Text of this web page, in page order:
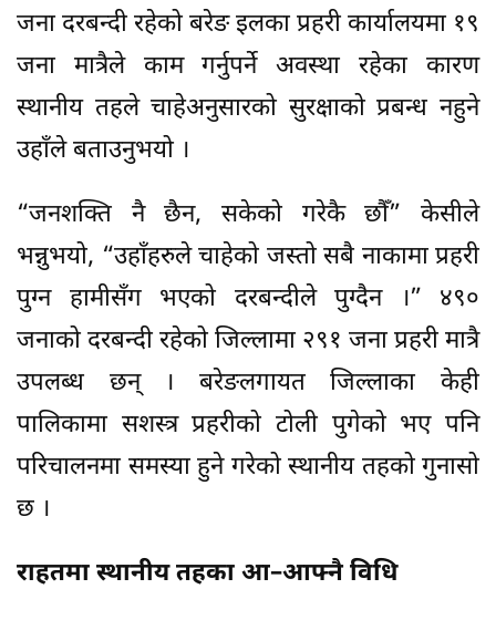
जना दरबन्दी रहेको बरेङ इलका प्रहरी कार्यालयमा १९
जना मात्रैले काम गर्नुपर्ने अवस्था रहेका कारण
स्थानीय तहले चाहेअनुसारको सुरक्षाको प्रबन्ध नहुने
उहाँले बताउनुभयो ।
“जनशक्ति नै छैन, सकेको गरेकै छौँ” केसीले
भन्नुभयो, “उहाँहरुले चाहेको जस्तो सबै नाकामा प्रहरी
पुग्न हामीसँग भएको दरबन्दीले पुग्दैन ।” ४९०
जनाको दरबन्दी रहेको जिल्लामा २९१ जना प्रहरी मात्रै
उपलब्ध छन् । बरेङलगायत जिल्लाका केही
पालिकामा सशस्त्र प्रहरीको टोली पुगेको भए पनि
परिचालनमा समस्या हुने गरेको स्थानीय तहको गुनासो
छ ।
राहतमा स्थानीय तहका आ–आफ्नै विधि